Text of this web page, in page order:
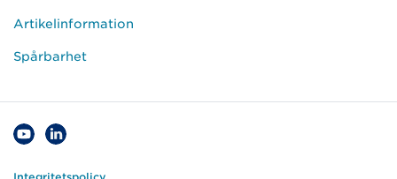
Artikelinformation
Spårbarhet